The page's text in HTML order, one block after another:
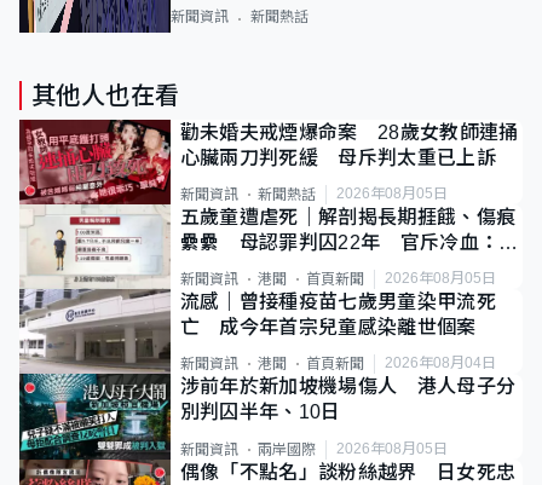
新聞資訊 新聞熱話
其他人也在看
勸未婚夫戒煙爆命案 28歲女教師連捅
心臟兩刀判死緩 母斥判太重已上訴
新聞資訊 新聞熱話 2026年08月05日
五歲童遭虐死｜解剖揭長期捱餓、傷痕
纍纍 母認罪判囚22年 官斥冷血：同
類案最惡劣
新聞資訊 港聞 首頁新聞 2026年08月05日
流感｜曾接種疫苗七歲男童染甲流死
亡 成今年首宗兒童感染離世個案
新聞資訊 港聞 首頁新聞 2026年08月04日
涉前年於新加坡機場傷人 港人母子分
別判囚半年、10日
新聞資訊 兩岸國際 2026年08月05日
偶像「不點名」談粉絲越界 日女死忠